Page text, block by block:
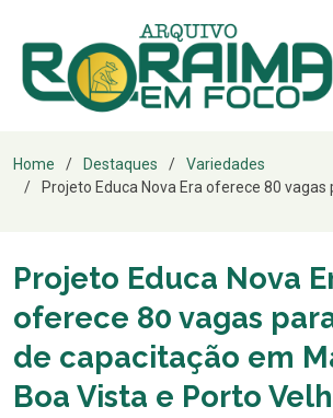
Home Destaques
Variedades
Projeto Educa Nova Era oferece 80 vagas
Projeto Educa Nova
oferece 80 vagas
de capacitação em
Boa Vista e Porto